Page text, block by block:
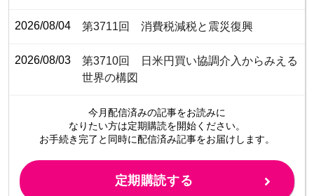
2026/08/04 第3711回 消費税減税と震災復興
2026/08/03
第3710回 日米円買い協調介入からみえる
世界の構図
今月配信済みの記事をお読みに
なりたい方は定期購読を開始ください。
お手続き完了と同時に配信済み記事をお届けします。
定期購読する